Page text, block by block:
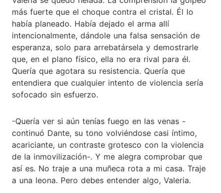
más fuerte que el choque contra el cristal. Él lo
había planeado. Había dejado el arma allí
intencionalmente, dándole una falsa sensación de
esperanza, solo para arrebatársela y demostrarle
que, en el plano físico, ella no era rival para él.
Quería que agotara su resistencia. Quería que
entendiera que cualquier intento de violencia sería
sofocado sin esfuerzo.
-Quería ver si aún tenías fuego en las venas -
continuó Dante, su tono volviéndose casi íntimo,
acariciante, un contraste grotesco con la violencia
de la inmovilización-. Y me alegra comprobar que
así es. No traje a una muñeca rota a mi casa. Traje
a una leona. Pero debes entender algo, Valeria.